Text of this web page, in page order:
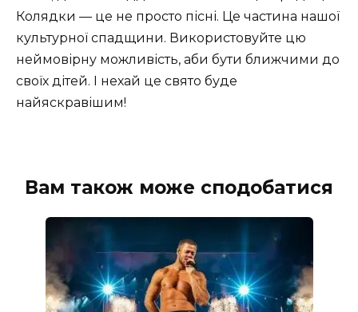
Колядки — це не просто пісні. Це частина нашої
культурної спадщини. Використовуйте цю
неймовірну можливість, аби бути ближчими до
своїх дітей. І нехай це свято буде
найяскравішим!
Вам також може сподобатися